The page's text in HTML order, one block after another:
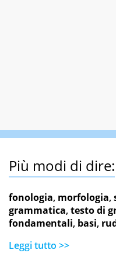
Più modi di dire:
fonologia, morfologia,
grammatica,testo di
fondamentali, basi,
Leggi tutto >>